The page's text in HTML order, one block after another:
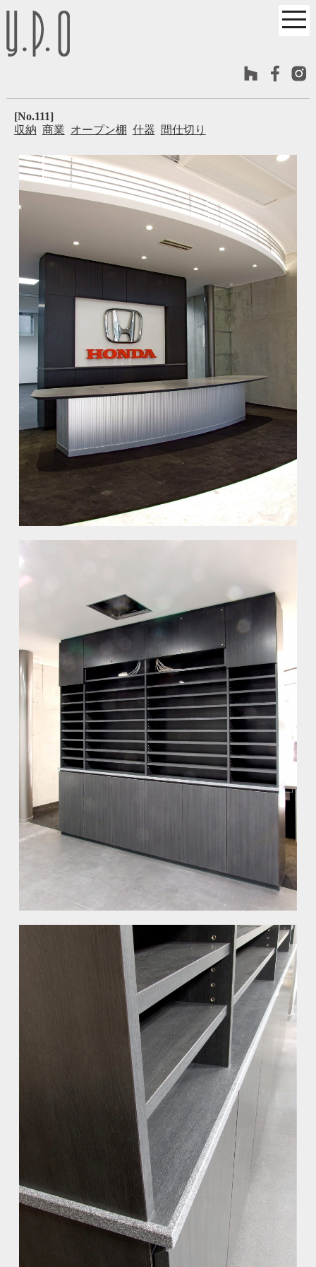
[No.111]
収納 商業 オープン棚 什器 間仕切り